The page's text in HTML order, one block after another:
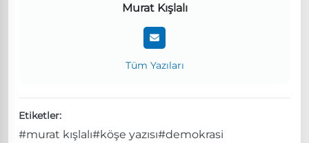
Murat Kışlalı
Tüm Yazıları
Etiketler:
#murat kışlalı#köşe yazısı#demokrasi